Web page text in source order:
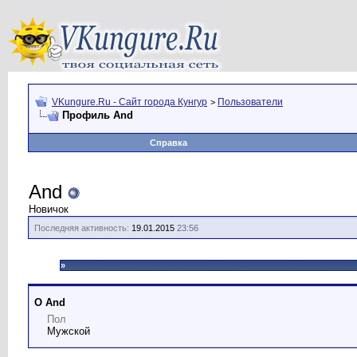
VKungure.Ru - Сайт города Кунгур > Пользователи
Профиль And
Справка
And
Новичок
Последняя активность: 19.01.2015 23:56
»
О And
Пол
Мужской